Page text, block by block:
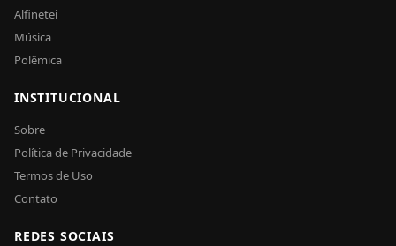
Alfinetei
Música
Polêmica
INSTITUCIONAL
Sobre
Política de Privacidade
Termos de Uso
Contato
REDES SOCIAIS